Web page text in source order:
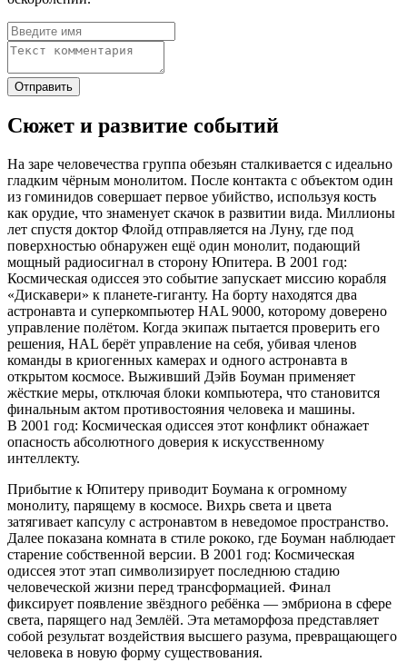
Сюжет и развитие событий
На заре человечества группа обезьян сталкивается с идеально
гладким чёрным монолитом. После контакта с объектом один
из гоминидов совершает первое убийство, используя кость
как орудие, что знаменует скачок в развитии вида. Миллионы
лет спустя доктор Флойд отправляется на Луну, где под
поверхностью обнаружен ещё один монолит, подающий
мощный радиосигнал в сторону Юпитера. В 2001 год:
Космическая одиссея это событие запускает миссию корабля
«Дискавери» к планете-гиганту. На борту находятся два
астронавта и суперкомпьютер HAL 9000, которому доверено
управление полётом. Когда экипаж пытается проверить его
решения, HAL берёт управление на себя, убивая членов
команды в криогенных камерах и одного астронавта в
открытом космосе. Выживший Дэйв Боуман применяет
жёсткие меры, отключая блоки компьютера, что становится
финальным актом противостояния человека и машины.
В 2001 год: Космическая одиссея этот конфликт обнажает
опасность абсолютного доверия к искусственному
интеллекту.
Прибытие к Юпитеру приводит Боумана к огромному
монолиту, парящему в космосе. Вихрь света и цвета
затягивает капсулу с астронавтом в неведомое пространство.
Далее показана комната в стиле рококо, где Боуман наблюдает
старение собственной версии. В 2001 год: Космическая
одиссея этот этап символизирует последнюю стадию
человеческой жизни перед трансформацией. Финал
фиксирует появление звёздного ребёнка — эмбриона в сфере
света, парящего над Землёй. Эта метаморфоза представляет
собой результат воздействия высшего разума, превращающего
человека в новую форму существования.